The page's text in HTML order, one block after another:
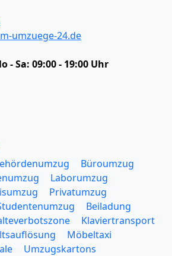
umzuege-24.de
- Sa: 09:00 - 19:00 Uhr
Büroumzug
Laborumzug
Privatumzug
Beiladung
Klaviertransport
Möbeltaxi
Umzugskartons